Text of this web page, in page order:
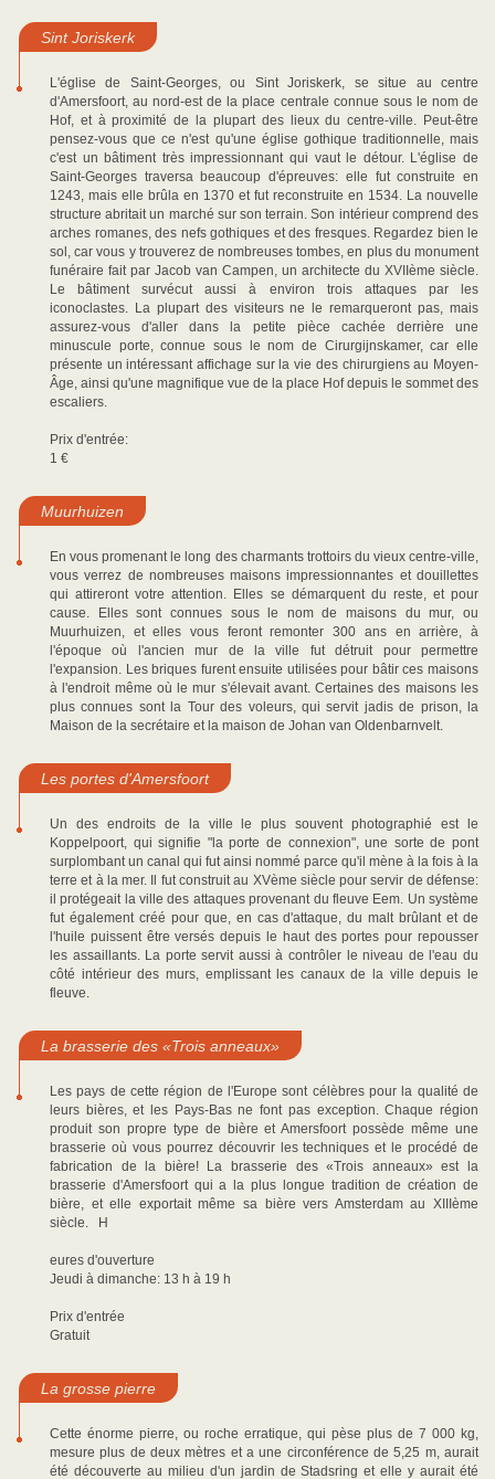
Sint Joriskerk
L'église de Saint-Georges, ou Sint Joriskerk, se situe au centre
d'Amersfoort, au nord-est de la place centrale connue sous le nom de
Hof, et à proximité de la plupart des lieux du centre-ville. Peut-être
pensez-vous que ce n'est qu'une église gothique traditionnelle, mais
c'est un bâtiment très impressionnant qui vaut le détour. L'église de
Saint-Georges traversa beaucoup d'épreuves: elle fut construite en
1243, mais elle brûla en 1370 et fut reconstruite en 1534. La nouvelle
structure abritait un marché sur son terrain. Son intérieur comprend des
arches romanes, des nefs gothiques et des fresques. Regardez bien le
sol, car vous y trouverez de nombreuses tombes, en plus du monument
funéraire fait par Jacob van Campen, un architecte du XVIIème siècle.
Le bâtiment survécut aussi à environ trois attaques par les
iconoclastes. La plupart des visiteurs ne le remarqueront pas, mais
assurez-vous d'aller dans la petite pièce cachée derrière une
minuscule porte, connue sous le nom de Cirurgijnskamer, car elle
présente un intéressant affichage sur la vie des chirurgiens au Moyen-
Âge, ainsi qu'une magnifique vue de la place Hof depuis le sommet des
escaliers.
Prix d'entrée:
1 €
Muurhuizen
En vous promenant le long des charmants trottoirs du vieux centre-ville,
vous verrez de nombreuses maisons impressionnantes et douillettes
qui attireront votre attention. Elles se démarquent du reste, et pour
cause. Elles sont connues sous le nom de maisons du mur, ou
Muurhuizen, et elles vous feront remonter 300 ans en arrière, à
l'époque où l'ancien mur de la ville fut détruit pour permettre
l'expansion. Les briques furent ensuite utilisées pour bâtir ces maisons
à l'endroit même où le mur s'élevait avant. Certaines des maisons les
plus connues sont la Tour des voleurs, qui servit jadis de prison, la
Maison de la secrétaire et la maison de Johan van Oldenbarnvelt.
Les portes d'Amersfoort
Un des endroits de la ville le plus souvent photographié est le
Koppelpoort, qui signifie "la porte de connexion", une sorte de pont
surplombant un canal qui fut ainsi nommé parce qu'il mène à la fois à la
terre et à la mer. Il fut construit au XVème siècle pour servir de défense:
il protégeait la ville des attaques provenant du fleuve Eem. Un système
fut également créé pour que, en cas d'attaque, du malt brûlant et de
l'huile puissent être versés depuis le haut des portes pour repousser
les assaillants. La porte servit aussi à contrôler le niveau de l'eau du
côté intérieur des murs, emplissant les canaux de la ville depuis le
fleuve.
La brasserie des «Trois anneaux»
Les pays de cette région de l'Europe sont célèbres pour la qualité de
leurs bières, et les Pays-Bas ne font pas exception. Chaque région
produit son propre type de bière et Amersfoort possède même une
brasserie où vous pourrez découvrir les techniques et le procédé de
fabrication de la bière! La brasserie des «Trois anneaux» est la
brasserie d'Amersfoort qui a la plus longue tradition de création de
bière, et elle exportait même sa bière vers Amsterdam au XIIIème
siècle. H
eures d'ouverture
Jeudi à dimanche: 13 h à 19 h
Prix d'entrée
Gratuit
La grosse pierre
Cette énorme pierre, ou roche erratique, qui pèse plus de 7 000 kg,
mesure plus de deux mètres et a une circonférence de 5,25 m, aurait
été découverte au milieu d'un jardin de Stadsring et elle y aurait été